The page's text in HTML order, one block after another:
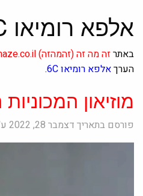
אלפא רומיאו 6C
באתר זה מה זה(זהמהזה)
הערךאלפא רומיאו 6C .
מוזיאון
פורסם בתאריך דצמבר 28, 2022 ע"י